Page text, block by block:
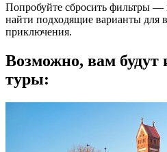
Попробуйте сбросить фильтры
найти подходящие варианты для
приключения.
Возможно, вам будут
туры: